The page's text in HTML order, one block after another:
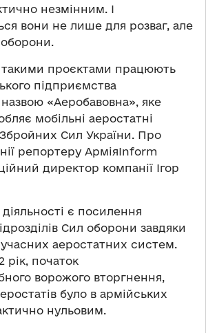
незмінним. І
вони не лише для розваг, але
проєктами працюють
підприємства
«Аеробавовна», яке
мобільні аеростатні
Сил України. Про
репортеру АрміяInform
директор компанії Ігор
є посилення
Сил оборони завдяки
аеростатних систем.
рік, початок
ворожого вторгнення,
було в армійських
нульовим.